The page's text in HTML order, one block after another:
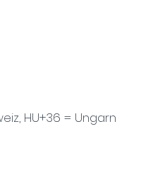
HU+36 = Ungarn